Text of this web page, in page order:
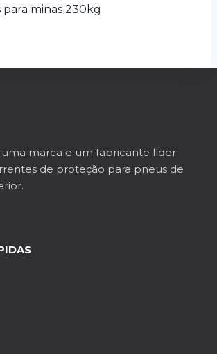
minas 230kg
marca e um fabricante líder
de proteção para pneus de